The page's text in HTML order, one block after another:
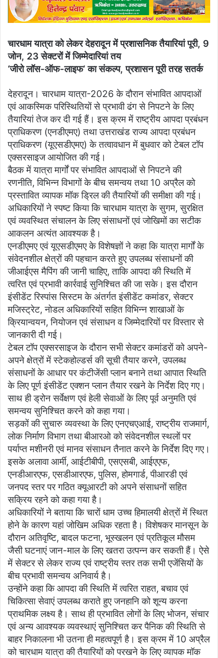
चारधाम यात्रा को लेकर देहरादून में प्रशासनिक तैयारियां पूरी, 9
जोन, 23 सेक्टरों में जिम्मेदारियां तय
‘जीरो लॉस-ऑफ-लाइफ’ का संकल्प, प्रशासन पूरी तरह सतर्क
देहरादून। चारधाम यात्रा-2026 के दौरान संभावित आपदाओं
एवं आकस्मिक परिस्थितियों से प्रभावी ढंग से निपटने के लिए
तैयारियां तेज कर दी गई हैं। इस क्रम में राष्ट्रीय आपदा प्रबंधन
प्राधिकरण (एनडीएमए) तथा उत्तराखंड राज्य आपदा प्रबंधन
प्राधिकरण (यूएसडीएमए) के तत्वावधान में बुधवार को टेबल टॉप
एक्सरसाइज आयोजित की गई।
बैठक में यात्रा मार्गों पर संभावित आपदाओं से निपटने की
रणनीति, विभिन्न विभागों के बीच समन्वय तथा 10 अप्रैल को
प्रस्तावित व्यापक मॉक ड्रिल की तैयारियों की समीक्षा की गई।
अधिकारियों ने स्पष्ट किया कि चारधाम यात्रा के सुगम, सुरक्षित
एवं व्यवस्थित संचालन के लिए संसाधनों एवं जोखिमों का सटीक
आकलन अत्यंत आवश्यक है।
एनडीएमए एवं यूएसडीएमए के विशेषज्ञों ने कहा कि यात्रा मार्गों के
संवेदनशील क्षेत्रों की पहचान करते हुए उपलब्ध संसाधनों की
जीआईएस मैपिंग की जानी चाहिए, ताकि आपदा की स्थिति में
त्वरित एवं प्रभावी कार्रवाई सुनिश्चित की जा सके। इस दौरान
इंसीडेंट रिस्पांस सिस्टम के अंतर्गत इंसीडेंट कमांडर, सेक्टर
मजिस्ट्रेट, नोडल अधिकारियों सहित विभिन्न शाखाओं के
क्रियान्वयन, नियोजन एवं संसाधन व जिम्मेदारियों पर विस्तार से
जानकारी दी गई।
टेबल टॉप एक्सरसाइज के दौरान सभी सेक्टर कमांडरों को अपने-
अपने क्षेत्रों में स्टेकहोल्डर्स की सूची तैयार करने, उपलब्ध
संसाधनों के आधार पर कंटीजेंसी प्लान बनाने तथा आपात स्थिति
के लिए पूर्ण इंसीडेंट एक्शन प्लान तैयार रखने के निर्देश दिए गए।
साथ ही ड्रोन सर्वेक्षण एवं हेली सेवाओं के लिए पूर्व अनुमति एवं
समन्वय सुनिश्चित करने को कहा गया।
सड़कों की सुचारु व्यवस्था के लिए एनएचएआई, राष्ट्रीय राजमार्ग,
लोक निर्माण विभाग तथा बीआरओ को संवेदनशील स्थलों पर
पर्याप्त मशीनरी एवं मानव संसाधन तैनात करने के निर्देश दिए गए।
इसके अलावा आर्मी, आईटीबीपी, एसएसबी, आईएएफ,
एनडीआरएफ, एसडीआरएफ, पुलिस, होमगार्ड, पीआरडी एवं
जनपद स्तर पर गठित क्यूआरटी को अपने संसाधनों सहित
सक्रिय रहने को कहा गया है।
अधिकारियों ने बताया कि चारों धाम उच्च हिमालयी क्षेत्रों में स्थित
होने के कारण यहां जोखिम अधिक रहता है। विशेषकर मानसून के
दौरान अतिवृष्टि, बादल फटना, भूस्खलन एवं प्रतिकूल मौसम
जैसी घटनाएं जान-माल के लिए खतरा उत्पन्न कर सकती हैं। ऐसे
में सेक्टर से लेकर राज्य एवं राष्ट्रीय स्तर तक सभी एजेंसियों के
बीच प्रभावी समन्वय अनिवार्य है।
उन्होंने कहा कि आपदा की स्थिति में त्वरित राहत, बचाव एवं
चिकित्सा सेवाएं उपलब्ध कराते हुए जनहानि को शून्य करना
प्राथमिक लक्ष्य है। साथ ही प्रभावित लोगों के लिए भोजन, संचार
एवं अन्य आवश्यक व्यवस्थाएं सुनिश्चित कर पैनिक की स्थिति से
बाहर निकालना भी उतना ही महत्वपूर्ण है। इस क्रम में 10 अप्रैल
को चारधाम यात्रा की तैयारियों को परखने के लिए व्यापक मॉक